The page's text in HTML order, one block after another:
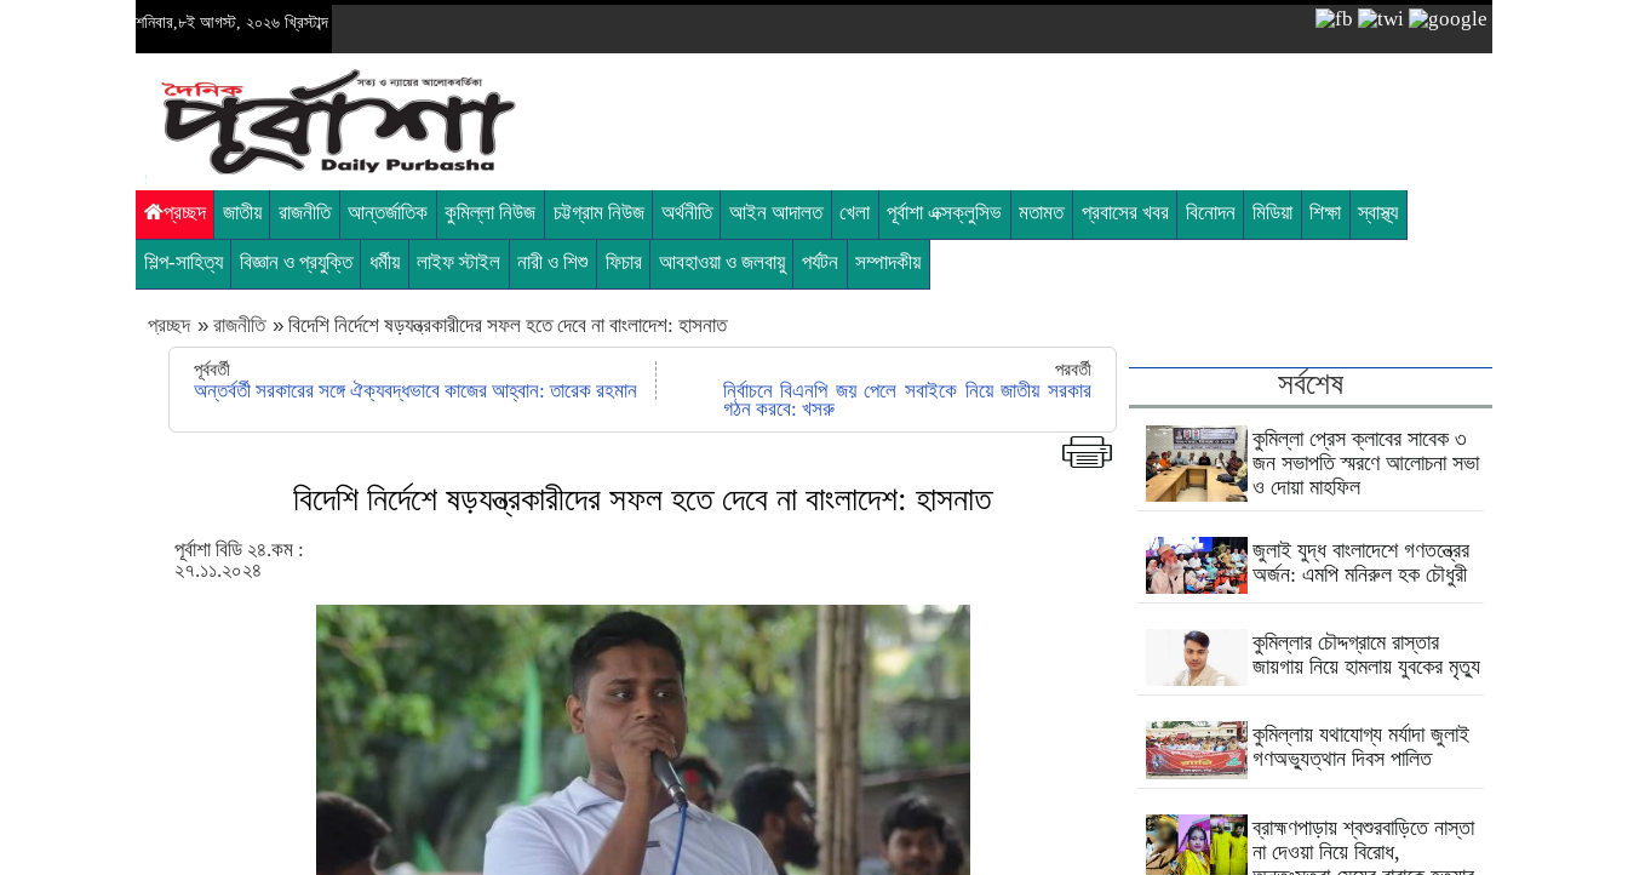
শনিবার,৮ই আগস্ট, ২০২৬ খ্রিস্টাব্দ
প্রচ্ছদ জাতীয় রাজনীতি আন্তর্জাতিক কুমিল্লা নিউজ চট্টগ্রাম নিউজ অর্থনীতি আইন আদালত খেলা পূর্বাশা এক্সক্লুসিভ মতামত প্রবাসের খবর বিনোদন মিডিয়া শিক্ষা স্বাস্থ্য
শিল্প-সাহিত্য বিজ্ঞান ও প্রযুক্তি ধর্মীয় লাইফ স্টাইল নারী ও শিশু ফিচার আবহাওয়া ও জলবায়ু পর্যটন সম্পাদকীয়
প্রচ্ছদ » রাজনীতি » বিদেশি নির্দেশে ষড়যন্ত্রকারীদের সফল হতে দেবে না বাংলাদেশ: হাসনাত
পূর্ববর্তী
অন্তর্বর্তী সরকারের সঙ্গে ঐক্যবদ্ধভাবে কাজের আহ্বান: তারেক রহমান
পরবর্তী
নির্বাচনে বিএনপি জয় পেলে সবাইকে নিয়ে জাতীয় সরকার
গঠন করবে: খসরু
বিদেশি নির্দেশে ষড়যন্ত্রকারীদের সফল হতে দেবে না বাংলাদেশ: হাসনাত
পূর্বাশা বিডি ২৪.কম :
২৭.১১.২০২৪
সর্বশেষ
কুমিল্লা প্রেস ক্লাবের সাবেক ৩
জন সভাপতি স্মরণে আলোচনা সভা
ও দোয়া মাহফিল
জুলাই যুদ্ধ বাংলাদেশে গণতন্ত্রের
অর্জন: এমপি মনিরুল হক চৌধুরী
কুমিল্লার চৌদ্দগ্রামে রাস্তার
জায়গায় নিয়ে হামলায় যুবকের মৃত্যু
কুমিল্লায় যথাযোগ্য মর্যাদা জুলাই
গণঅভ্যুত্থান দিবস পালিত
ব্রাহ্মণপাড়ায় শ্বশুরবাড়িতে নাস্তা
না দেওয়া নিয়ে বিরোধ,